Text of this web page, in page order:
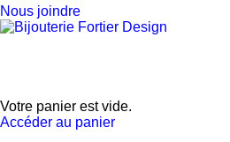
Nous joindre
Votre panier est vide.
Accéder au panier